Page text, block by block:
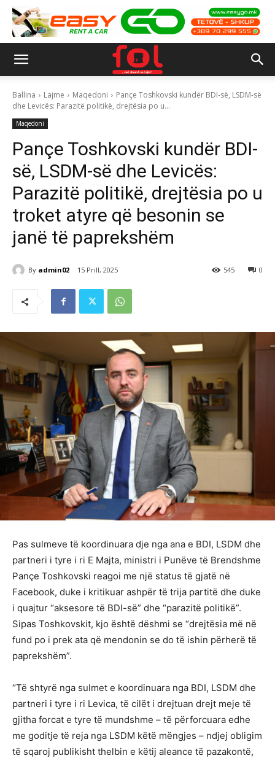
Ballina Lajme Maqedoni
Pançe Toshkovski kundër BDI-së, LSDM-së
dhe Levicës: Parazitë politikë, drejtësia po u...
Maqedoni
Pançe Toshkovski kundër BDI-
së, LSDM-së dhe Levicës:
Parazitë politikë, drejtësia po u
troket atyre që besonin se
janë të paprekshëm
By admin02 15 Prill, 2025 0
545
Pas sulmeve të koordinuara dje nga ana e BDI, LSDM dhe
partneri i tyre i ri E Majta, ministri i Punëve të Brendshme
Pançe Toshkovski reagoi me një status të gjatë në
Facebook, duke i kritikuar ashpër të trija partitë dhe duke
i quajtur “aksesore të BDI-së” dhe “parazitë politikë”.
Sipas Toshkovskit, kjo është dëshmi se “drejtësia më në
fund po i prek ata që mendonin se do të ishin përherë të
paprekshëm”.
“Të shtyrë nga sulmet e koordinuara nga BDI, LSDM dhe
partneri i tyre i ri Levica, të cilët i drejtuan drejt meje të
gjitha forcat e tyre të mundshme – të përforcuara edhe
me goditje të reja nga LSDM këtë mëngjes – ndjej obligim
të sqaroj publikisht thelbin e këtij aleance të pazakontë,